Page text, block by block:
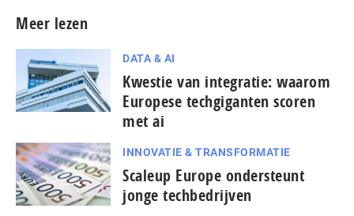
Meer lezen
DATA & AI
Kwestie van integratie: waarom
Europese techgiganten scoren
met ai
INNOVATIE & TRANSFORMATIE
Scaleup Europe ondersteunt
jonge techbedrijven